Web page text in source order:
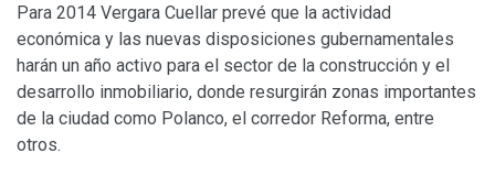
Para 2014 Vergara Cuellar prevé que la actividad
económica y las nuevas disposiciones gubernamentales
harán un año activo para el sector de la construcción y el
desarrollo inmobiliario, donde resurgirán zonas importantes
de la ciudad como Polanco, el corredor Reforma, entre
otros.